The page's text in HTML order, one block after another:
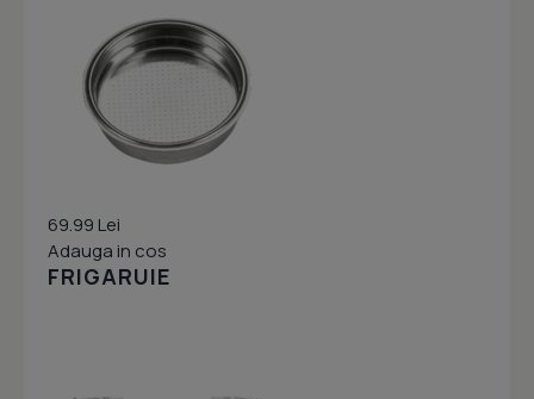
69.99 Lei
Adauga in cos
FRIGARUIE